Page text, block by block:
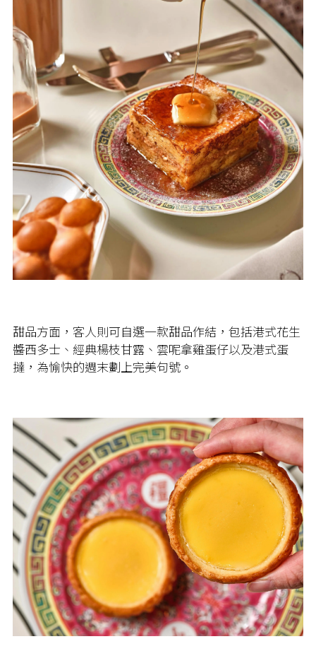
甜品方面，客人則可自選一款甜品作結，包括港式花生
醬西多士、經典楊枝甘露、雲呢拿雞蛋仔以及港式蛋
撻，為愉快的週末劃上完美句號。